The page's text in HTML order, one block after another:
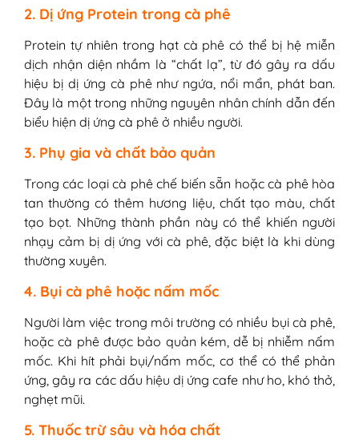
2. Dị ứng Protein trong cà phê
Protein tự nhiên trong hạt cà phê có thể bị hệ miễn
dịch nhận diện nhầm là “chất lạ”, từ đó gây ra dấu
hiệu bị dị ứng cà phê như ngứa, nổi mẩn, phát ban.
Đây là một trong những nguyên nhân chính dẫn đến
biểu hiện dị ứng cà phê ở nhiều người.
3. Phụ gia và chất bảo quản
Trong các loại cà phê chế biến sẵn hoặc cà phê hòa
tan thường có thêm hương liệu, chất tạo màu, chất
tạo bọt. Những thành phần này có thể khiến người
nhạy cảm bị dị ứng với cà phê, đặc biệt là khi dùng
thường xuyên.
4. Bụi cà phê hoặc nấm mốc
Người làm việc trong môi trường có nhiều bụi cà phê,
hoặc cà phê được bảo quản kém, dễ bị nhiễm nấm
mốc. Khi hít phải bụi/nấm mốc, cơ thể có thể phản
ứng, gây ra các dấu hiệu dị ứng cafe như ho, khó thở,
nghẹt mũi.
5. Thuốc trừ sâu và hóa chất